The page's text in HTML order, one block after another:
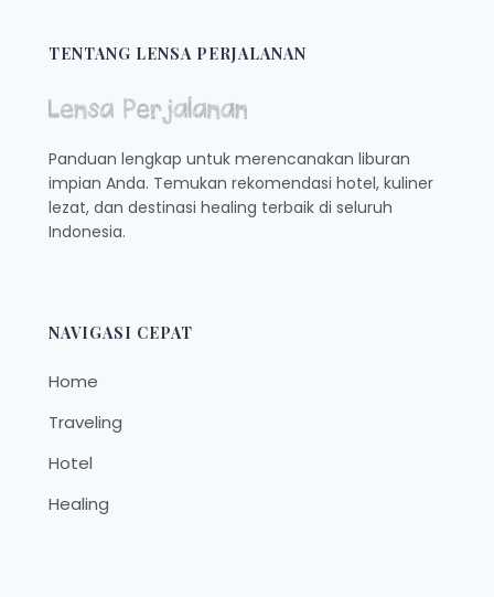
TENTANG LENSA PERJALANAN
Panduan lengkap untuk merencanakan liburan
impian Anda. Temukan rekomendasi hotel, kuliner
lezat, dan destinasi healing terbaik di seluruh
Indonesia.
NAVIGASI CEPAT
Home
Traveling
Hotel
Healing